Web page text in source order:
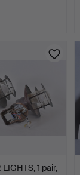
1 pair,